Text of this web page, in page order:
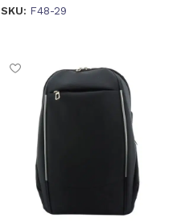
SKU: F48-29